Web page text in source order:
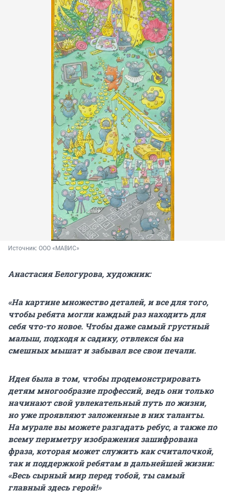
Источник: ООО «МАВИС»
Анастасия Белогурова, художник:
«На картине множество деталей, и все для того,
чтобы ребята могли каждый раз находить для
себя что-то новое. Чтобы даже самый грустный
малыш, подходя к садику, отвлекся бы на
смешных мышат и забывал все свои печали.
Идея была в том, чтобы продемонстрировать
детям многообразие профессий, ведь они только
начинают свой увлекательный путь по жизни,
но уже проявляют заложенные в них таланты.
На мурале вы можете разгадать ребус, а также по
всему периметру изображения зашифрована
фраза, которая может служить как считалочкой,
так и поддержкой ребятам в дальнейшей жизни:
«Весь сырный мир перед тобой, ты самый
главный здесь герой!»